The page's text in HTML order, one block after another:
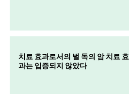
치료 효과로서의 벌 독의 암 치료 효
과는 입증되지 않았다